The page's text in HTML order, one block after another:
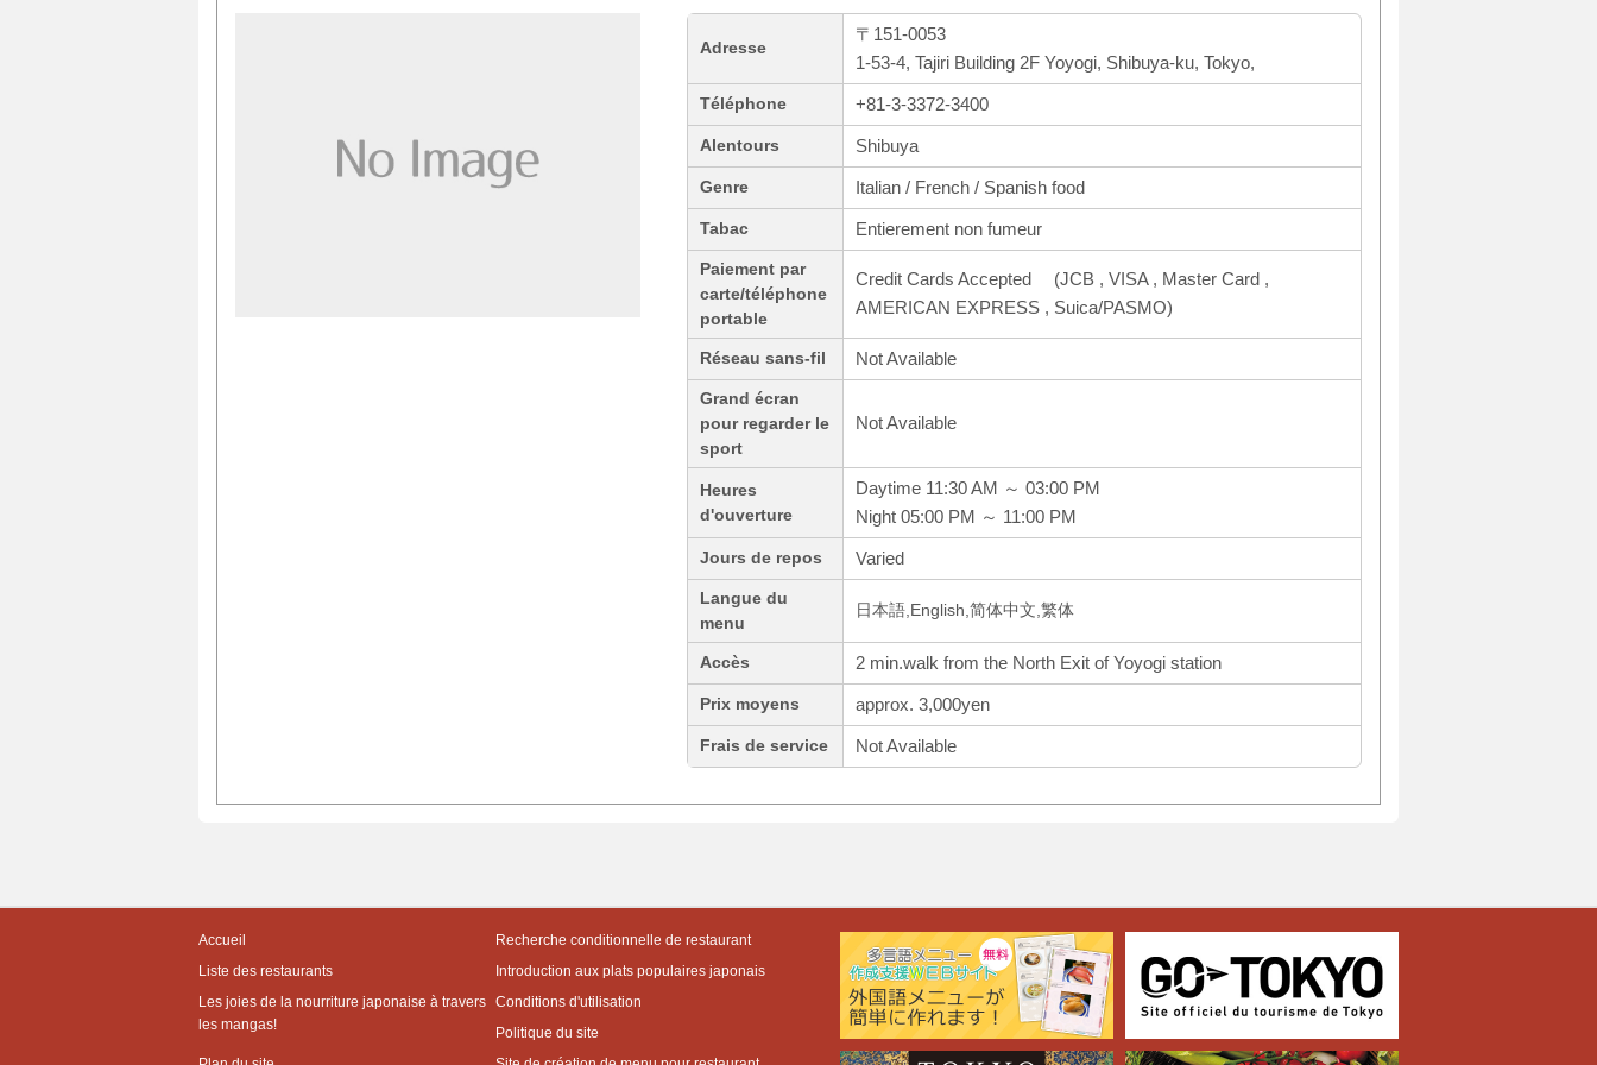
Adresse
〒151-0053
1-53-4, Tajiri Building 2F Yoyogi, Shibuya-ku, Tokyo,
Téléphone +81-3-3372-3400
Alentours Shibuya
Genre Italian / French / Spanish food
Tabac Entierement non fumeur
Paiement par
carte/téléphone
portable
Credit Cards Accepted (JCB , VISA , Master Card ,
AMERICAN EXPRESS , Suica/PASMO)
Réseau sans-fil Not Available
Grand écran
pour regarder le
sport
Not Available
Heures
d'ouverture
Daytime 11:30 AM ～ 03:00 PM
Night 05:00 PM ～ 11:00 PM
Jours de repos Varied
Langue du
menu
日本語,English,简体中文,繁体
Accès 2 min.walk from the North Exit of Yoyogi station
Prix moyens approx. 3,000yen
Frais de service Not Available
Accueil
Recherche conditionnelle de restaurant
Liste des restaurants
Introduction aux plats populaires japonais
Les joies de la nourriture japonaise à travers
les mangas!
Conditions d'utilisation
Politique du site